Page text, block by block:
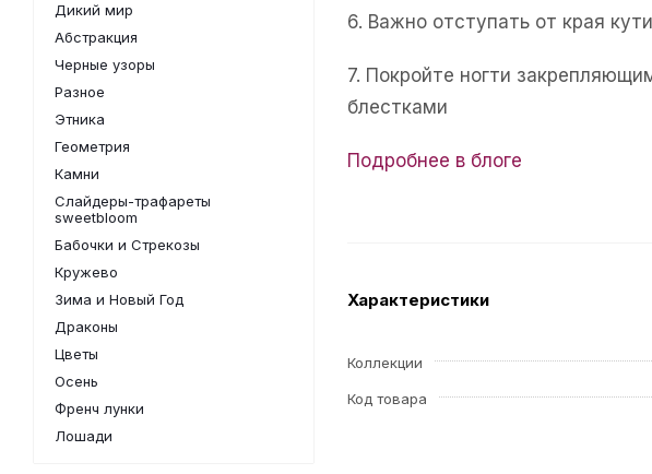
6. Важно отступать от края
7. Покройте ногти
блестками
Подробнее в блоге
Характеристики
Коллекции
Код товара
Дикий мир
Абстракция
Черные узоры
Разное
Этника
Геометрия
Камни
Слайдеры-трафареты
sweetbloom
Бабочки и Стрекозы
Кружево
Зима и Новый Год
Драконы
Цветы
Осень
Френч лунки
Лошади